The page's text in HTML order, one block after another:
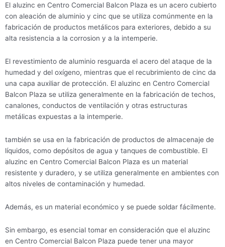
El aluzinc en Centro Comercial Balcon Plaza es un acero cubierto
con aleación de aluminio y cinc que se utiliza comúnmente en la
fabricación de productos metálicos para exteriores, debido a su
alta resistencia a la corrosion y a la intemperie.
El revestimiento de aluminio resguarda el acero del ataque de la
humedad y del oxígeno, mientras que el recubrimiento de cinc da
una capa auxiliar de protección. El aluzinc en Centro Comercial
Balcon Plaza se utiliza generalmente en la fabricación de techos,
canalones, conductos de ventilación y otras estructuras
metálicas expuestas a la intemperie.
también se usa en la fabricación de productos de almacenaje de
líquidos, como depósitos de agua y tanques de combustible. El
aluzinc en Centro Comercial Balcon Plaza es un material
resistente y duradero, y se utiliza generalmente en ambientes con
altos niveles de contaminación y humedad.
Además, es un material económico y se puede soldar fácilmente.
Sin embargo, es esencial tomar en consideración que el aluzinc
en Centro Comercial Balcon Plaza puede tener una mayor